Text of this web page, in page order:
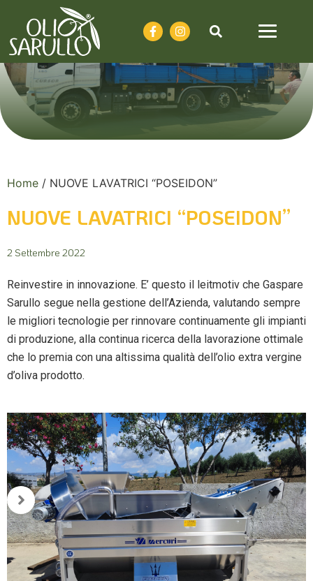
Home / NUOVE LAVATRICI “POSEIDON”
NUOVE LAVATRICI “POSEIDON”
2 Settembre 2022
Reinvestire in innovazione. E’ questo il leitmotiv che Gaspare
Sarullo segue nella gestione dell’Azienda, valutando sempre
le migliori tecnologie per rinnovare continuamente gli impianti
di produzione, alla continua ricerca della lavorazione ottimale
che lo premia con una altissima qualità dell’olio extra vergine
d’oliva prodotto.